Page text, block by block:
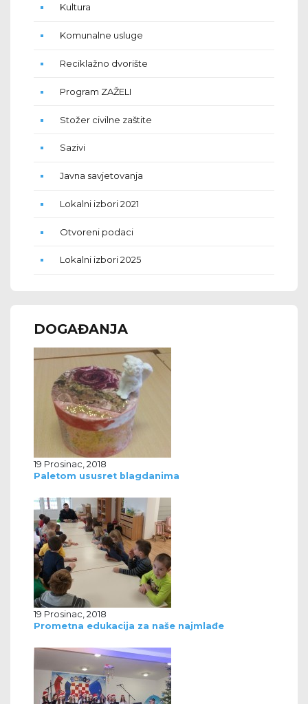
Kultura
Komunalne usluge
Reciklažno dvorište
Program ZAŽELI
Stožer civilne zaštite
Sazivi
Javna savjetovanja
Lokalni izbori 2021
Otvoreni podaci
Lokalni izbori 2025
DOGAĐANJA
19 Prosinac, 2018
Paletom ususret blagdanima
19 Prosinac, 2018
Prometna edukacija za naše najmlađe